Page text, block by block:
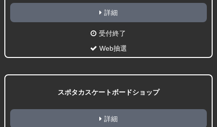
詳細
受付終了
Web抽選
スポタカスケートボードショップ
詳細